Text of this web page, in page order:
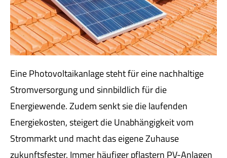
Eine Photovoltaikanlage steht für eine nachhaltige
Stromversorgung und sinnbildlich für die
Energiewende. Zudem senkt sie die laufenden
Energiekosten, steigert die Unabhängigkeit vom
Strommarkt und macht das eigene Zuhause
zukunftsfester. Immer häufiger pflastern PV-Anlagen